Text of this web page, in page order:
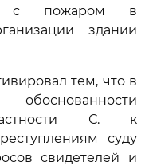
с пожаром в
здании
тем, что в
обоснованности
С. к
суду
свидетелей и